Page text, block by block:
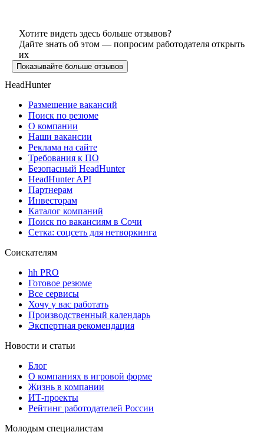
Хотите видеть здесь больше отзывов?
Дайте знать об этом — попросим работодателя открыть
их
Показывайте больше отзывов
HeadHunter
Размещение вакансий
Поиск по резюме
О компании
Наши вакансии
Реклама на сайте
Требования к ПО
Безопасный HeadHunter
HeadHunter API
Партнерам
Инвесторам
Каталог компаний
Поиск по вакансиям в Сочи
Сетка: соцсеть для нетворкинга
Соискателям
hh PRO
Готовое резюме
Все сервисы
Хочу у вас работать
Производственный календарь
Экспертная рекомендация
Новости и статьи
Блог
О компаниях в игровой форме
Жизнь в компании
ИТ-проекты
Рейтинг работодателей России
Молодым специалистам